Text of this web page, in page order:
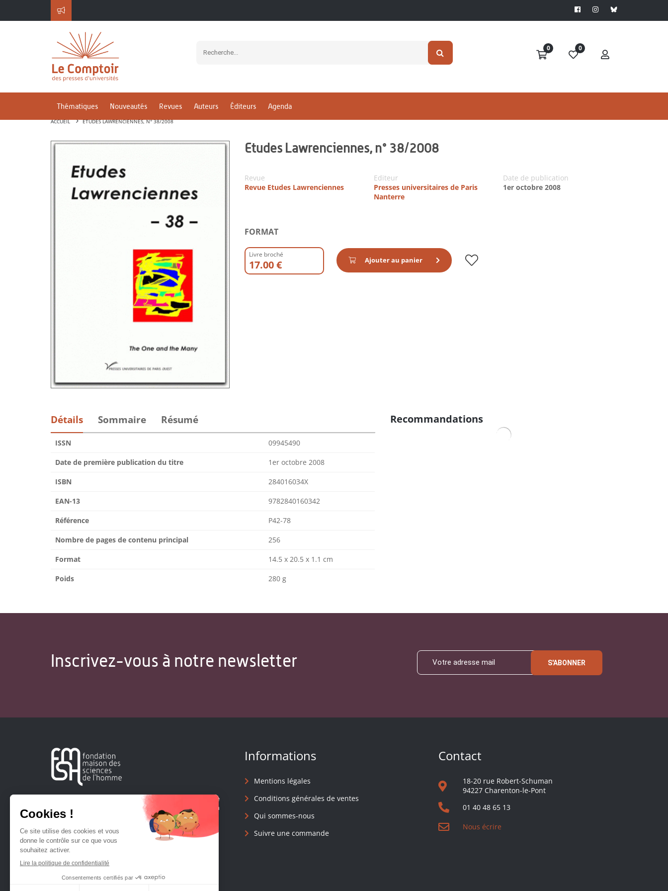
0 0
Thématiques Nouveautés Revues Auteurs Éditeurs Agenda
ACCUEIL ETUDES LAWRENCIENNES, N° 38/2008
Etudes Lawrenciennes, n° 38/2008
Revue
Revue Etudes Lawrenciennes
Editeur
Presses universitaires de Paris
Nanterre
Date de publication
1er octobre 2008
FORMAT
Livre broché
17.00 € Ajouter au panier
Détails Sommaire Résumé
ISSN 09945490
Date de première publication du titre 1er octobre 2008
ISBN 284016034X
EAN-13 9782840160342
Référence P42-78
Nombre de pages de contenu principal 256
Format 14.5 x 20.5 x 1.1 cm
Poids 280 g
Recommandations
Inscrivez-vous à notre newsletter S'ABONNER
Créée en 1963, la Fondation Maison Sciences de l'Homme
soutient la recherche et la diffusion des connaissances en
sciences humaines et sociales.
Informations
Mentions légales
Conditions générales de ventes
Qui sommes-nous
Suivre une commande
Contact
18-20 rue Robert-Schuman
94227 Charenton-le-Pont
01 40 48 65 13
Nous écrire